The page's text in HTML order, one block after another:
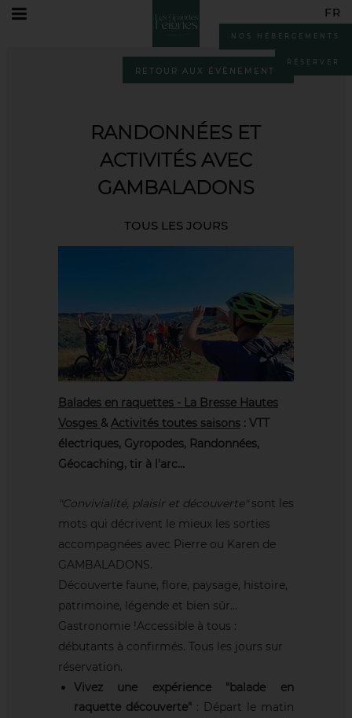
NOS HÉBERGEMENTS
RÉSERVER
FR
FR
EN
RANDONNÉES ET ACTIVITÉS AVEC
RETOUR AUX ÉVÈNEMENTS
RANDONNÉES ET
ACTIVITÉS AVEC
GAMBALADONS
TOUS LES JOURS
Balades en raquettes - La Bresse Hautes
Vosges & Activités toutes saisons: VTT
électriques, Gyropodes, Randonnées,
Géocaching, tir à l'arc…
"Convivialité, plaisir et découverte"sont les
mots qui décrivent le mieux les sorties
accompagnées avec Pierre ou Karen de
GAMBALADONS.
Découverte faune, flore, paysage, histoire,
patrimoine, légende et bien sûr...
Gastronomie !Accessible à tous :
débutants à confirmés. Tous les jours sur
réservation.
Vivez une expérience "balade en
raquette découverte": Départ le matin